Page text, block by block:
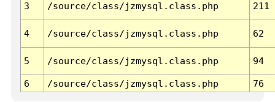
3 /source/class/jzmysql.class.php 211
4 /source/class/jzmysql.class.php 62
5 /source/class/jzmysql.class.php 94
6 /source/class/jzmysql.class.php 76